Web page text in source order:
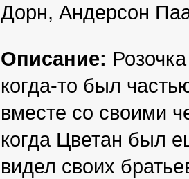
Дорн, Андерсон
Описание:
когда-то был
вместе со своими
когда Цветан был
видел своих